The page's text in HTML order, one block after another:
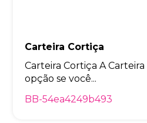
Carteira Cortiça
Carteira Cortiça A
opção se você...
BB-54ea4249b493